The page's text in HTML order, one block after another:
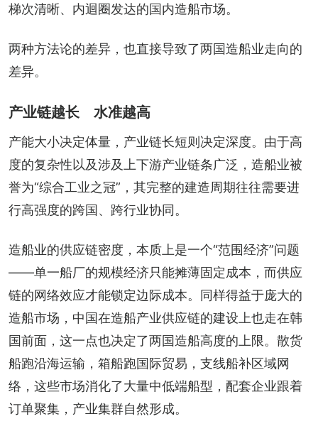
梯次清晰、内迴圈发达的国内造船市场。
两种方法论的差异，也直接导致了两国造船业走向的
差异。
产业链越长 水准越高
产能大小决定体量，产业链长短则决定深度。由于高
度的复杂性以及涉及上下游产业链条广泛，造船业被
誉为“综合工业之冠”，其完整的建造周期往往需要进
行高强度的跨国、跨行业协同。
造船业的供应链密度，本质上是一个“范围经济”问题
——单一船厂的规模经济只能摊薄固定成本，而供应
链的网络效应才能锁定边际成本。同样得益于庞大的
造船市场，中国在造船产业供应链的建设上也走在韩
国前面，这一点也决定了两国造船高度的上限。散货
船跑沿海运输，箱船跑国际贸易，支线船补区域网
络，这些市场消化了大量中低端船型，配套企业跟着
订单聚集，产业集群自然形成。